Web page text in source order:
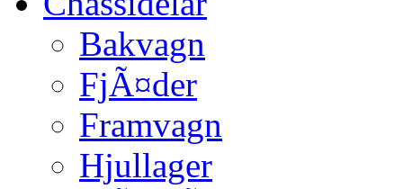
Bakvagn
FjÃ¤der
Framvagn
Hjullager